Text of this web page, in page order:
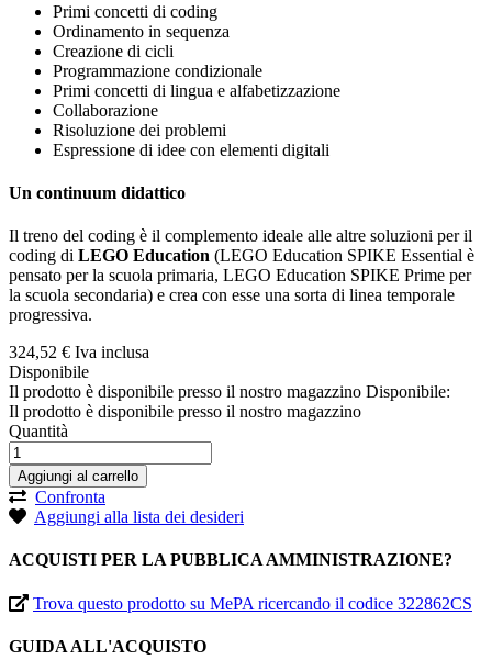
Primi concetti di coding
Ordinamento in sequenza
Creazione di cicli
Programmazione condizionale
Primi concetti di lingua e alfabetizzazione
Collaborazione
Risoluzione dei problemi
Espressione di idee con elementi digitali
Un continuum didattico
Il treno del coding è il complemento ideale alle altre soluzioni per il
coding di LEGO Education (LEGO Education SPIKE Essential è
pensato per la scuola primaria, LEGO Education SPIKE Prime per
la scuola secondaria) e crea con esse una sorta di linea temporale
progressiva.
324,52 € Iva inclusa
Disponibile
Il prodotto è disponibile presso il nostro magazzino Disponibile:
Il prodotto è disponibile presso il nostro magazzino
Quantità
Aggiungi al carrello
Confronta
Aggiungi alla lista dei desideri
ACQUISTI PER LA PUBBLICA AMMINISTRAZIONE?
Trova questo prodotto su MePA ricercando il codice 322862CS
GUIDA ALL'ACQUISTO